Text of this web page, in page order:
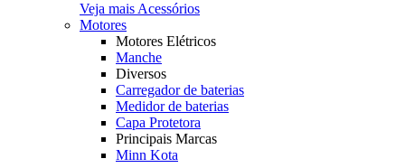
Veja mais Acessórios
Motores
Motores Elétricos
Manche
Diversos
Carregador de baterias
Medidor de baterias
Capa Protetora
Principais Marcas
Minn Kota